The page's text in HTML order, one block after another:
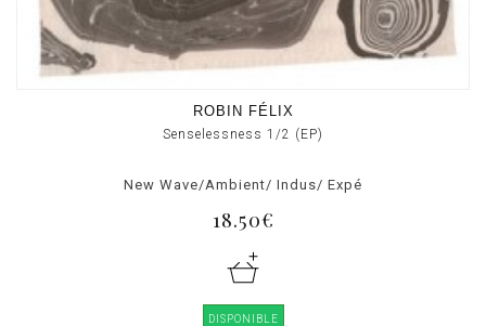
ROBIN FÉLIX
Senselessness 1/2 (EP)
New Wave/Ambient/ Indus/ Expé
18.50€
DISPONIBLE